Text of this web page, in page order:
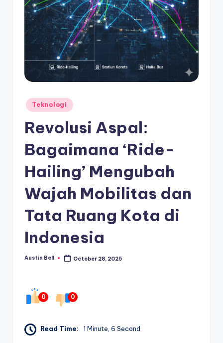
Posted
in
Teknologi
Revolusi Aspal:
Bagaimana ‘Ride-
Hailing’ Mengubah
Wajah Mobilitas dan
Tata Ruang Kota di
Indonesia
Posted
Austin Bell October 28, 2025
0 0
Read Time: 1 Minute, 6 Second